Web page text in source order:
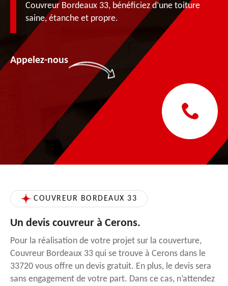
Couvreur Bordeaux 33, bénéficiez d’une toiture
saine, étanche et propre.
Appelez-nous
COUVREUR BORDEAUX 33
Un devis couvreur à Cerons.
Pour la réalisation de votre projet sur la couverture,
Couvreur Bordeaux 33 qui se trouve à Cerons dans le
33720 vous offre un devis gratuit. En plus, le devis sera
sans engagement de votre part. Dans ce cas, n’attendez